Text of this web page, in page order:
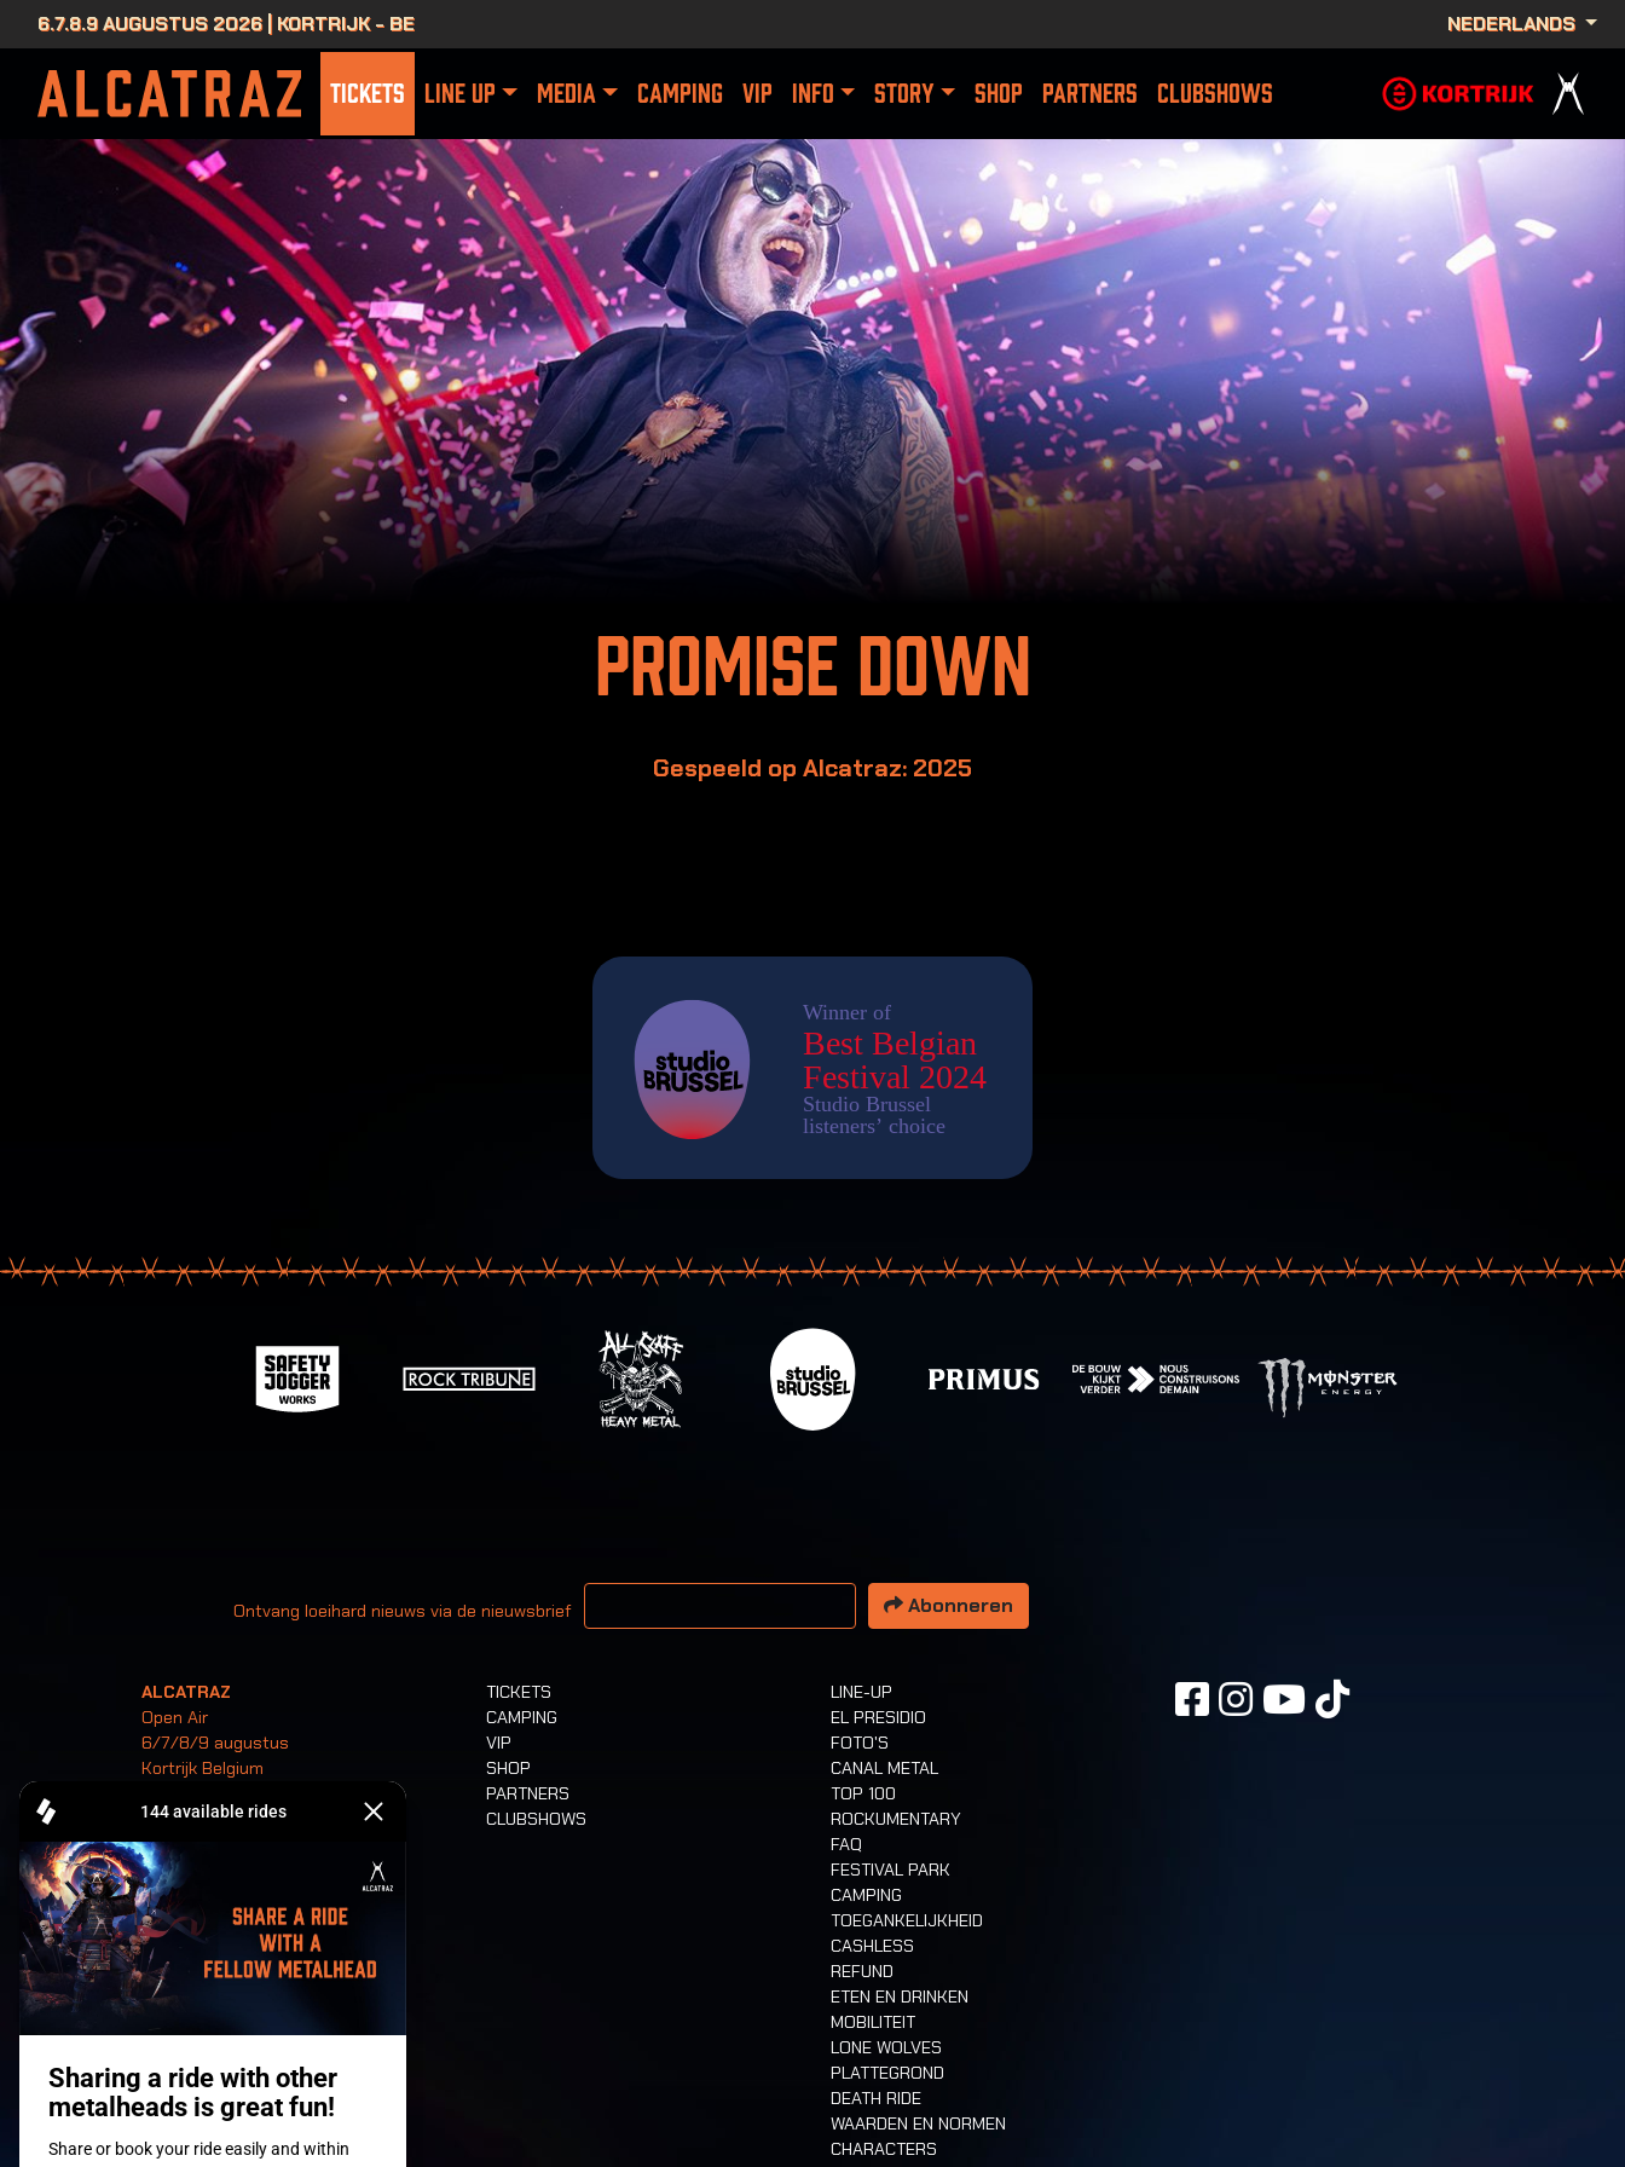
6.7.8.9 AUGUSTUS 2026 | KORTRIJK - BE NEDERLANDS
TICKETS LINE UP MEDIA CAMPING VIP INFO STORY SHOP PARTNERS CLUBSHOWS
Promise Down
Gespeeld op Alcatraz: 2025
Ontvang loeihard nieuws via de nieuwsbrief
Uw email adres
Abonneren
ALCATRAZ
Open Air
6/7/8/9 augustus
Kortrijk Belgium
Tickets
TICKETS
CAMPING
VIP
SHOP
PARTNERS
CLUBSHOWS
LINE-UP
EL PRESIDIO
FOTO'S
CANAL METAL
TOP 100
ROCKUMENTARY
FAQ
FESTIVAL PARK
CAMPING
TOEGANKELIJKHEID
CASHLESS
REFUND
ETEN EN DRINKEN
MOBILITEIT
LONE WOLVES
PLATTEGROND
DEATH RIDE
WAARDEN EN NORMEN
CHARACTERS